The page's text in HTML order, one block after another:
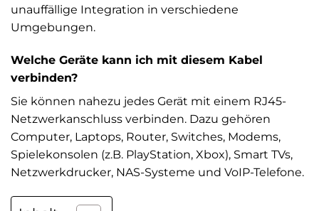
unauffällige Integration in verschiedene
Umgebungen.
Welche Geräte kann ich mit diesem Kabel
verbinden?
Sie können nahezu jedes Gerät mit einem RJ45-
Netzwerkanschluss verbinden. Dazu gehören
Computer, Laptops, Router, Switches, Modems,
Spielekonsolen (z.B. PlayStation, Xbox), Smart TVs,
Netzwerkdrucker, NAS-Systeme und VoIP-Telefone.